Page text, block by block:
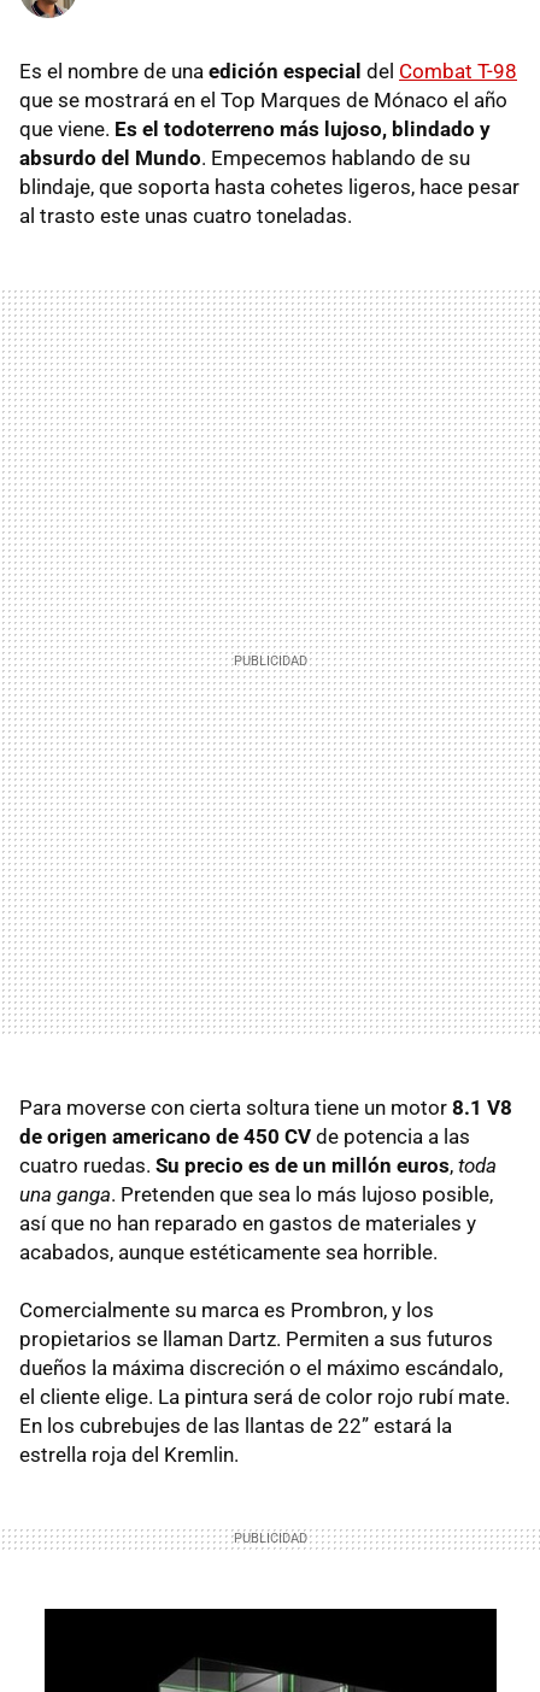
Es el nombre de una edición especial del Combat T-98
que se mostrará en el Top Marques de Mónaco el año
que viene. Es el todoterreno más lujoso, blindado y
absurdo del Mundo. Empecemos hablando de su
blindaje, que soporta hasta cohetes ligeros, hace pesar
al trasto este unas cuatro toneladas.
Para moverse con cierta soltura tiene un motor 8.1 V8
de origen americano de 450 CV de potencia a las
cuatro ruedas. Su precio es de un millón euros, toda
una ganga. Pretenden que sea lo más lujoso posible,
así que no han reparado en gastos de materiales y
acabados, aunque estéticamente sea horrible.
Comercialmente su marca es Prombron, y los
propietarios se llaman Dartz. Permiten a sus futuros
dueños la máxima discreción o el máximo escándalo,
el cliente elige. La pintura será de color rojo rubí mate.
En los cubrebujes de las llantas de 22” estará la
estrella roja del Kremlin.